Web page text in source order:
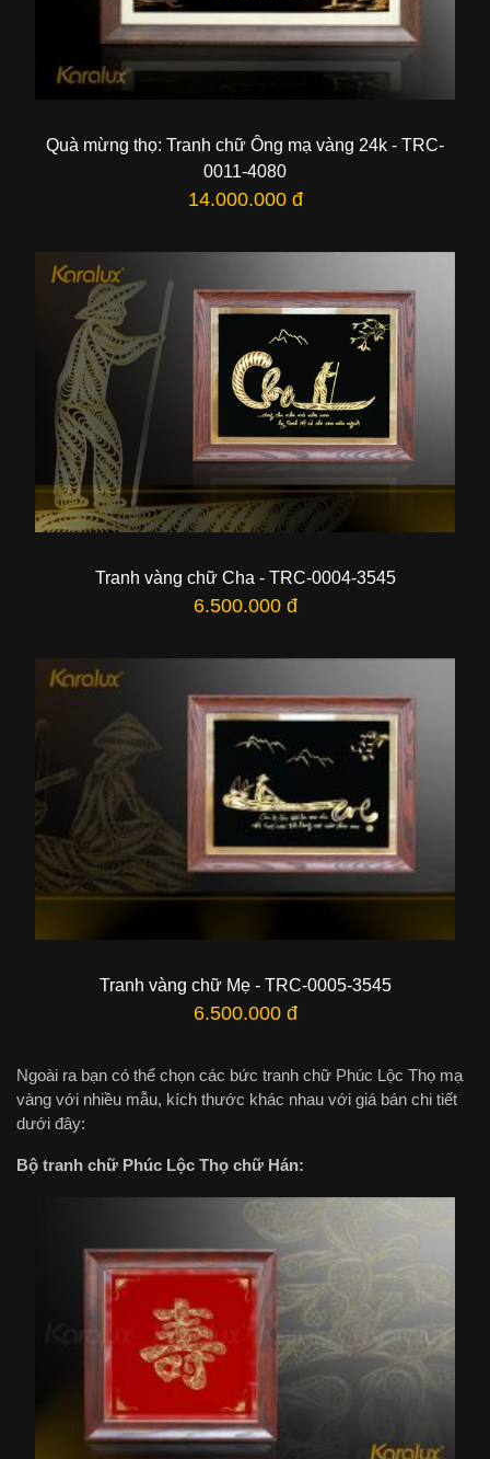
Quà mừng thọ: Tranh chữ Ông mạ vàng 24k - TRC-
0011-4080
14.000.000 đ
Tranh vàng chữ Cha - TRC-0004-3545
6.500.000 đ
Tranh vàng chữ Mẹ - TRC-0005-3545
6.500.000 đ
Ngoài ra bạn có thể chọn các bức tranh chữ Phúc Lộc Thọ mạ
vàng với nhiều mẫu, kích thước khác nhau với giá bán chi tiết
dưới đây:
Bộ tranh chữ Phúc Lộc Thọ chữ Hán: